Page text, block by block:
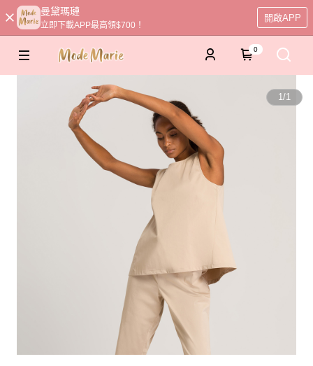
曼黛瑪璉
立即下載APP最高領$700！
開啟APP
0
1/1